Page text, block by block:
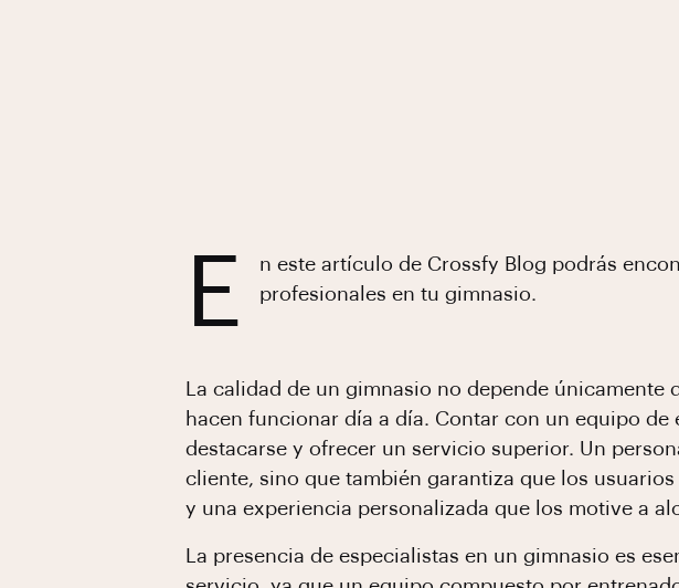
E
n este artículo de Crossfy Blog podrás
profesionales en tu gimnasio.
La calidad de un gimnasio no depende
hacen funcionar día a día. Contar con un equipo
destacarse y ofrecer un servicio superior. Un
cliente, sino que también garantiza que los
y una experiencia personalizada que los motive a
La presencia de especialistas en un gimnasio es